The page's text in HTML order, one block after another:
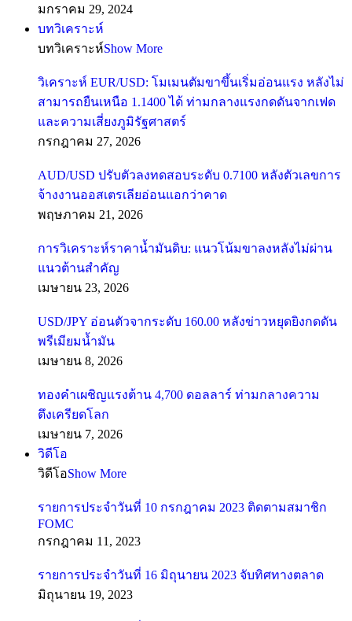
มกราคม 29, 2024
บทวิเคราะห์
บทวิเคราะห์Show More
วิเคราะห์ EUR/USD: โมเมนตัมขาขึ้นเริ่มอ่อนแรง หลังไม่
สามารถยืนเหนือ 1.1400 ได้ ท่ามกลางแรงกดดันจากเฟด
และความเสี่ยงภูมิรัฐศาสตร์
กรกฎาคม 27, 2026
AUD/USD ปรับตัวลงทดสอบระดับ 0.7100 หลังตัวเลขการ
จ้างงานออสเตรเลียอ่อนแอกว่าคาด
พฤษภาคม 21, 2026
การวิเคราะห์ราคาน้ำมันดิบ: แนวโน้มขาลงหลังไม่ผ่าน
แนวต้านสำคัญ
เมษายน 23, 2026
USD/JPY อ่อนตัวจากระดับ 160.00 หลังข่าวหยุดยิงกดดัน
พรีเมียมน้ำมัน
เมษายน 8, 2026
ทองคำเผชิญแรงต้าน 4,700 ดอลลาร์ ท่ามกลางความ
ตึงเครียดโลก
เมษายน 7, 2026
วิดีโอ
วิดีโอShow More
รายการประจำวันที่ 10 กรกฎาคม 2023 ติดตามสมาชิก
FOMC
กรกฎาคม 11, 2023
รายการประจำวันที่ 16 มิถุนายน 2023 จับทิศทางตลาด
มิถุนายน 19, 2023